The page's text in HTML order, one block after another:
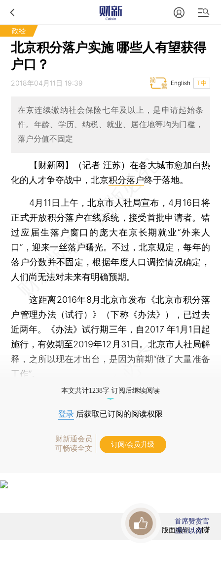
政经
北京积分落户实施 哪些人有望获得
户口？
2018年04月11日 19:39 T中
English
在京连续缴纳社会保险七年及以上，是申请起始条
件。年龄、学历、纳税、就业、居住地等均为门槛，
落户分值不固定
【财新网】（记者 汪苏） 在各大城市愈加白热
化的人才争夺战中，北京积分落户终于落地。
4月11日上午，北京市人社局宣布，4月16日将
正式开放积分落户在线系统，接受首批申请者。错
过应届生落户窗口的庞大在京长期就业“外来人
口”，迎来一丝落户曙光。不过，北京规定，每年的
落户分数并不固定，根据年度人口调控情况确定，
人们尚无法对未来有明确预期。
这距离2016年8月北京市发布《北京市积分落
户管理办法（试行）》（下称《办法》），已过去
近两年。《办法》试行期三年，自2017 年1月1日起
施行，有效期至2019年12月31日。北京市人社局解
释，之所以现在才出台，是因为前期“做了大量准备
工作”。
本文共计1238字 订阅后继续阅读
登录 后获取已订阅的阅读权限
财新通会员
可畅读全文
订阅/会员升级
版面编辑：刘潇
首席赞赏官
虚位以待